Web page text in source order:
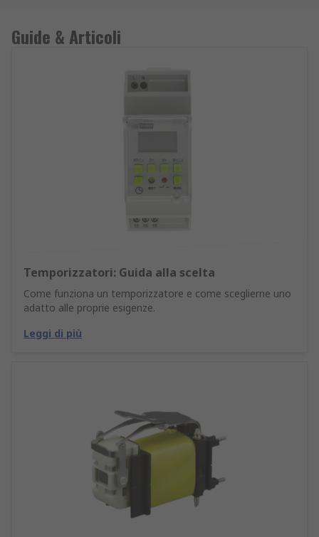
Guide & Articoli
Temporizzatori: Guida alla scelta
Come funziona un temporizzatore e come sceglierne uno
adatto alle proprie esigenze.
Leggi di più